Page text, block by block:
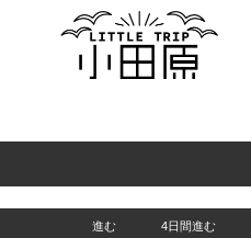
進む 4日間進む